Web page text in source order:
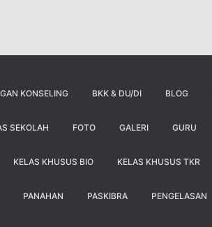
KONSELING BKK & DU/DI BLOG
SEKOLAH FOTO GALERI GURU
KELAS KHUSUS BIO KELAS KHUSUS TKR
PANAHAN PASKIBRA PENGELASAN